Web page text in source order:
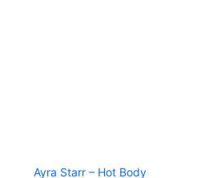
Ayra Starr – Hot Body